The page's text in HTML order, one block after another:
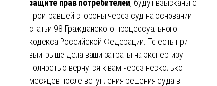
защите прав потребителей, будут взысканы с
проигравшей стороны через суд на основании
статьи 98 Гражданского процессуального
кодекса Российской Федерации. То есть при
выигрыше дела ваши затраты на экспертизу
полностью вернутся к вам через несколько
месяцев после вступления решения суда в